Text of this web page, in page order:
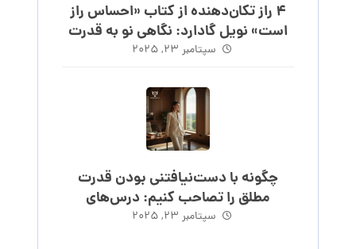
۴ راز تکان‌دهنده از کتاب «احساس راز
است» نویل گادارد: نگاهی نو به قدرت
احساس
سپتامبر ۲۳, ۲۰۲۵
چگونه با دست‌نیافتنی بودن قدرت
مطلق را تصاحب کنیم: درس‌های
ماکیاولی
سپتامبر ۲۳, ۲۰۲۵